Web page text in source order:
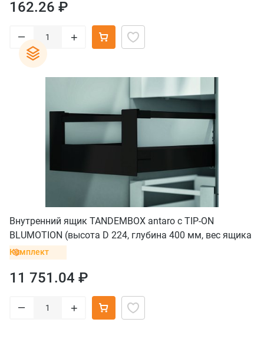
162.26 ₽
– +
Внутренний ящик TANDEMBOX antaro с TIP-ON
BLUMOTION (высота D 224, глубина 400 мм, вес ящика
до 20 кг), черный
Комплект
11 751.04 ₽
– +